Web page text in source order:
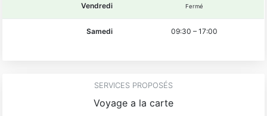
Vendredi Fermé
Samedi 09:30 –17:00
SERVICES PROPOSÉS
Voyage a la carte